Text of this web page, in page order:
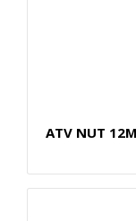
ATV NUT